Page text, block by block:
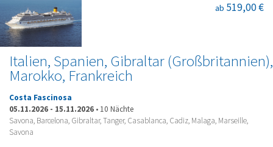
Italien, Spanien, Gibraltar (Großbritannien),
Marokko, Frankreich
ab 519,00 €
Costa Fascinosa
05.11.2026 - 15.11.2026 • 10 Nächte
Savona, Barcelona, Gibraltar, Tanger, Casablanca, Cadiz, Malaga, Marseille,
Savona